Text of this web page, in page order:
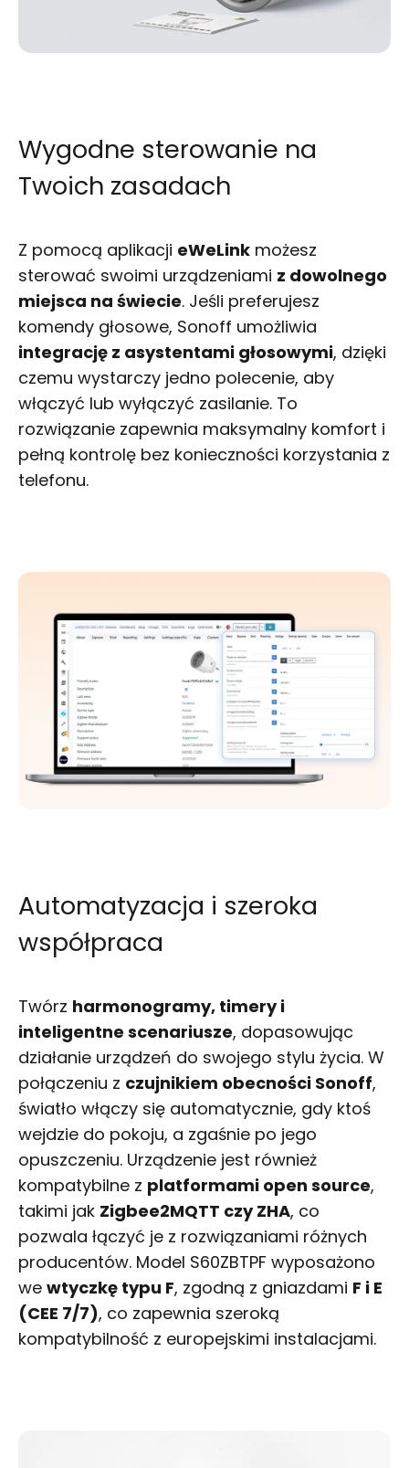
Wygodne sterowanie na
Twoich zasadach
Z pomocą aplikacji eWeLink możesz
sterować swoimi urządzeniami z dowolnego
miejsca na świecie. Jeśli preferujesz
komendy głosowe, Sonoff umożliwia
integrację z asystentami głosowymi, dzięki
czemu wystarczy jedno polecenie, aby
włączyć lub wyłączyć zasilanie. To
rozwiązanie zapewnia maksymalny komfort i
pełną kontrolę bez konieczności korzystania z
telefonu.
Automatyzacja i szeroka
współpraca
Twórz harmonogramy, timery i
inteligentne scenariusze, dopasowując
działanie urządzeń do swojego stylu życia. W
połączeniu z czujnikiem obecności Sonoff,
światło włączy się automatycznie, gdy ktoś
wejdzie do pokoju, a zgaśnie po jego
opuszczeniu. Urządzenie jest również
kompatybilne z platformami open source,
takimi jak Zigbee2MQTT czy ZHA, co
pozwala łączyć je z rozwiązaniami różnych
producentów. Model S60ZBTPF wyposażono
we wtyczkę typu F, zgodną z gniazdami F i E
(CEE 7/7), co zapewnia szeroką
kompatybilność z europejskimi instalacjami.